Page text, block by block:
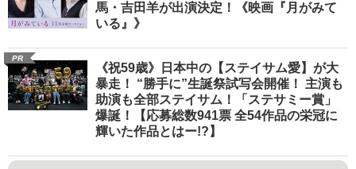
馬・吉田羊が出演決定！《映画『月がみて
いる』》
PR
《祝59歳》日本中の【ステイサム愛】が大
暴走！ “勝手に”生誕祭試写会開催！ 主演も
助演も全部ステイサム！「ステサミー賞」
爆誕！【応募総数941票 全54作品の栄冠に
輝いた作品とはー!?】